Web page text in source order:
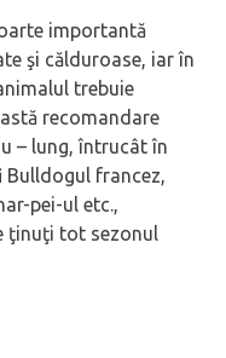
importantă
şi călduroase, iar în
trebuie
recomandare
– lung, întrucât în
Bulldogul francez,
pei-ul etc.,
ţinuţi tot sezonul